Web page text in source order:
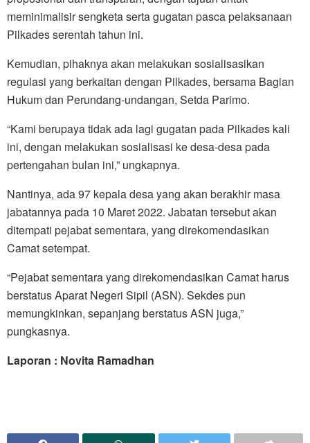
meminimalisir sengketa serta gugatan pasca pelaksanaan
Pilkades serentah tahun ini.
Kemudian, pihaknya akan melakukan sosialisasikan
regulasi yang berkaitan dengan Pilkades, bersama Bagian
Hukum dan Perundang-undangan, Setda Parimo.
“Kami berupaya tidak ada lagi gugatan pada Pilkades kali
ini, dengan melakukan sosialisasi ke desa-desa pada
pertengahan bulan ini,” ungkapnya.
Nantinya, ada 97 kepala desa yang akan berakhir masa
jabatannya pada 10 Maret 2022. Jabatan tersebut akan
ditempati pejabat sementara, yang direkomendasikan
Camat setempat.
“Pejabat sementara yang direkomendasikan Camat harus
berstatus Aparat Negeri Sipil (ASN). Sekdes pun
memungkinkan, sepanjang berstatus ASN juga,”
pungkasnya.
Laporan : Novita Ramadhan